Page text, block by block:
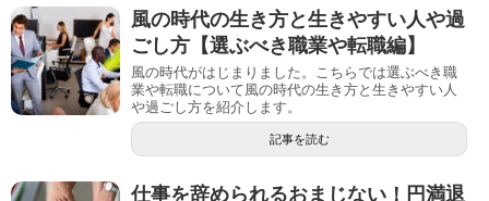
風の時代の生き方と生きやすい人や過
ごし方【選ぶべき職業や転職編】
風の時代がはじまりました。こちらでは選ぶべき職
業や転職について風の時代の生き方と生きやすい人
や過ごし方を紹介します。
記事を読む
仕事を辞められるおまじない！円満退